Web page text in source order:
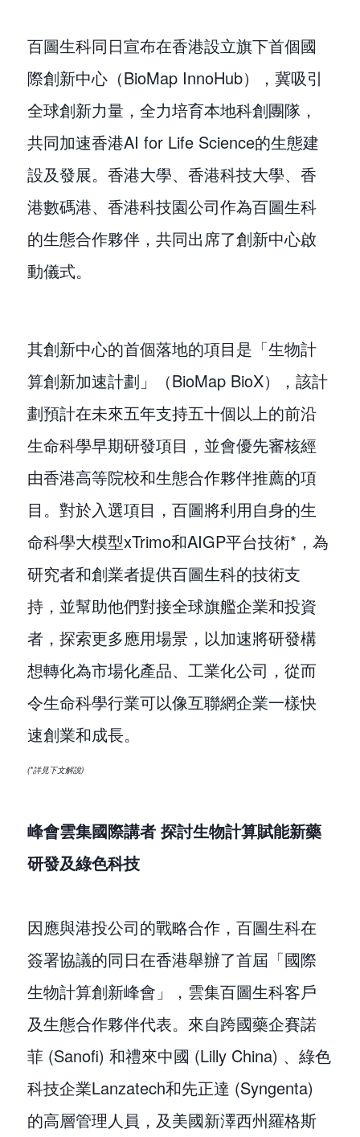
百圖生科同日宣布在香港設立旗下首個國
際創新中心（BioMap InnoHub），冀吸引
全球創新力量，全力培育本地科創團隊，
共同加速香港AI for Life Science的生態建
設及發展。香港大學、香港科技大學、香
港數碼港、香港科技園公司作為百圖生科
的生態合作夥伴，共同出席了創新中心啟
動儀式。
其創新中心的首個落地的項目是「生物計
算創新加速計劃」（BioMap BioX），該計
劃預計在未來五年支持五十個以上的前沿
生命科學早期研發項目，並會優先審核經
由香港高等院校和生態合作夥伴推薦的項
目。對於入選項目，百圖將利用自身的生
命科學大模型xTrimo和AIGP平台技術*，為
研究者和創業者提供百圖生科的技術支
持，並幫助他們對接全球旗艦企業和投資
者，探索更多應用場景，以加速將研發構
想轉化為市場化產品、工業化公司，從而
令生命科學行業可以像互聯網企業一樣快
速創業和成長。
(*詳見下文解說)
峰會雲集國際講者 探討生物計算賦能新藥
研發及綠色科技
因應與港投公司的戰略合作，百圖生科在
簽署協議的同日在香港舉辦了首屆「國際
生物計算創新峰會」，雲集百圖生科客戶
及生態合作夥伴代表。來自跨國藥企賽諾
菲 (Sanofi) 和禮來中國 (Lilly China) 、綠色
科技企業Lanzatech和先正達 (Syngenta)
的高層管理人員，及美國新澤西州羅格斯